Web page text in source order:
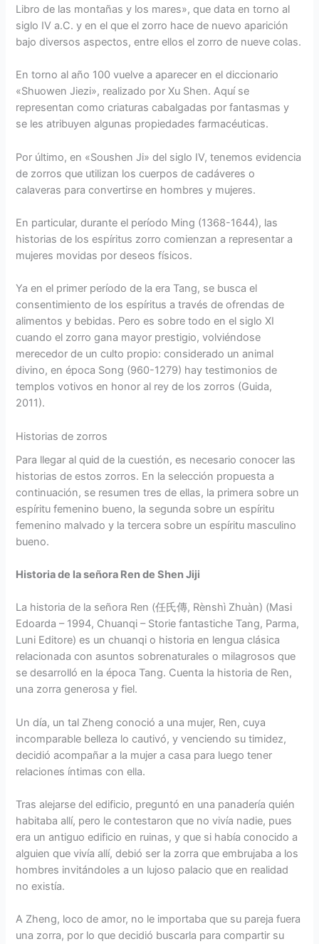
Libro de las montañas y los mares», que data en torno al
siglo IV a.C. y en el que el zorro hace de nuevo aparición
bajo diversos aspectos, entre ellos el zorro de nueve colas.
En torno al año 100 vuelve a aparecer en el diccionario
«Shuowen Jiezi», realizado por Xu Shen. Aquí se
representan como criaturas cabalgadas por fantasmas y
se les atribuyen algunas propiedades farmacéuticas.
Por último, en «Soushen Ji» del siglo IV, tenemos evidencia
de zorros que utilizan los cuerpos de cadáveres o
calaveras para convertirse en hombres y mujeres.
En particular, durante el período Ming (1368-1644), las
historias de los espíritus zorro comienzan a representar a
mujeres movidas por deseos físicos.
Ya en el primer período de la era Tang, se busca el
consentimiento de los espíritus a través de ofrendas de
alimentos y bebidas. Pero es sobre todo en el siglo XI
cuando el zorro gana mayor prestigio, volviéndose
merecedor de un culto propio: considerado un animal
divino, en época Song (960-1279) hay testimonios de
templos votivos en honor al rey de los zorros (Guida,
2011).
Historias de zorros
Para llegar al quid de la cuestión, es necesario conocer las
historias de estos zorros. En la selección propuesta a
continuación, se resumen tres de ellas, la primera sobre un
espíritu femenino bueno, la segunda sobre un espíritu
femenino malvado y la tercera sobre un espíritu masculino
bueno.
Historia de la señora Ren de Shen Jiji
La historia de la señora Ren (任氏傳, Rènshì Zhuàn) (Masi
Edoarda – 1994, Chuanqi – Storie fantastiche Tang, Parma,
Luni Editore) es un chuanqi o historia en lengua clásica
relacionada con asuntos sobrenaturales o milagrosos que
se desarrolló en la época Tang. Cuenta la historia de Ren,
una zorra generosa y fiel.
Un día, un tal Zheng conoció a una mujer, Ren, cuya
incomparable belleza lo cautivó, y venciendo su timidez,
decidió acompañar a la mujer a casa para luego tener
relaciones íntimas con ella.
Tras alejarse del edificio, preguntó en una panadería quién
habitaba allí, pero le contestaron que no vivía nadie, pues
era un antiguo edificio en ruinas, y que si había conocido a
alguien que vivía allí, debió ser la zorra que embrujaba a los
hombres invitándoles a un lujoso palacio que en realidad
no existía.
A Zheng, loco de amor, no le importaba que su pareja fuera
una zorra, por lo que decidió buscarla para compartir su